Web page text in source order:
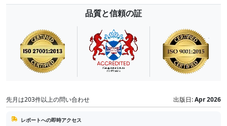
品質と信頼の証
先月は203件以上の問い合わせ 出版日:Apr 2026
レポートへの即時アクセス